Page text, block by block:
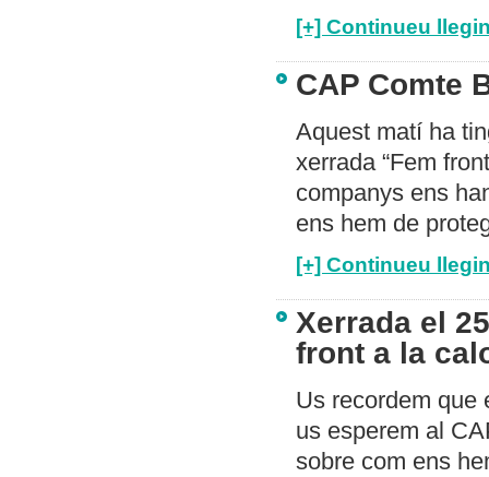
[+] Continueu
CAP Comte
Aquest matí ha
xerrada “Fem
companys ens
ens hem de
[+] Continueu
Xerrada el
front a la
Us recordem que
us esperem al
sobre com ens